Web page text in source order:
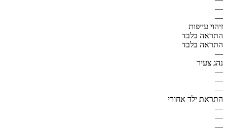
—
—
זיהוי עייפות
התראה בלבד
התראה בלבד
—
נהג צעיר
—
—
—
התראת ילד אחורי
—
—
—